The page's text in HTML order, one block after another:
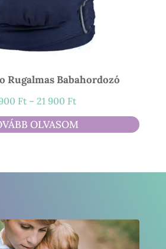
Rugalmas Babahordozó
Ft – 21 900 FtÁrtartomány:
6
900 Ft
OLVASOM